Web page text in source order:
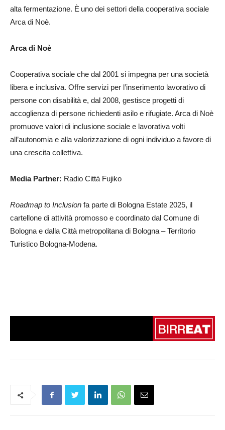
alta fermentazione. È uno dei settori della cooperativa sociale
Arca di Noè.
Arca di Noè
Cooperativa sociale che dal 2001 si impegna per una società
libera e inclusiva. Offre servizi per l’inserimento lavorativo di
persone con disabilità e, dal 2008, gestisce progetti di
accoglienza di persone richiedenti asilo e rifugiate. Arca di Noè
promuove valori di inclusione sociale e lavorativa volti
all’autonomia e alla valorizzazione di ogni individuo a favore di
una crescita collettiva.
Media Partner: Radio Città Fujiko
Roadmap to Inclusion fa parte di Bologna Estate 2025, il
cartellone di attività promosso e coordinato dal Comune di
Bologna e dalla Città metropolitana di Bologna – Territorio
Turistico Bologna-Modena.